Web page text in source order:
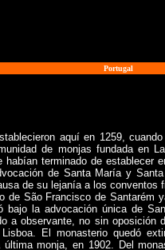
Portugal
aquí en 1259,
de monjas fundada en
terminado de establecer
de Santa María y
de su lejanía a los conventos
de São Francisco de Santarém
bajo la advocación única de
a observante, no sin oposición
Lisboa. El monasterio quedó
monja, en 1902. Del